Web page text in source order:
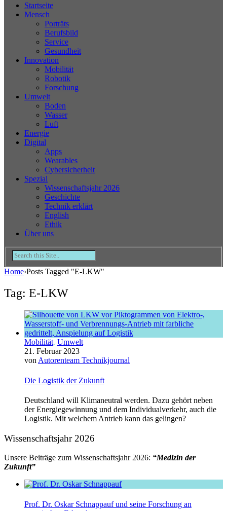
Startseite
Mensch
Porträts
Berufsbild
Service
Gesundheit
Innovation
Mobilität
Robotik
Forschung
Umwelt
Boden
Wasser
Luft
Energie
Digital
Apps
Wearables
Cybersicherheit
Spezial
Wissenschaftsjahr 2026
Geschichte
Technik erklärt
English
Ethik
Über uns
Home›Posts Tagged "E-LKW"
Tag: E-LKW
Mobilität, Umwelt
21. Februar 2023
von Autorenteam Technikjournal
Die Logistik der Zukunft
Deutschland will Klimaneutral werden. Dazu gehört neben
der Energiegewinnung und dem Individualverkehr, auch die
Logistik. Mit welchem Antrieb kann das gelingen?
Wissenschaftsjahr 2026
Unsere Beiträge zum Wissenschaftsjahr 2026: “Medizin der
Zukunft”
Prof. Dr. Oskar Schnappauf und seine Forschung an